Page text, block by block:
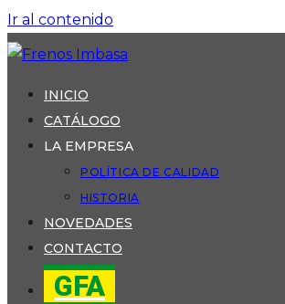
Ir al contenido
INICIO
CATÁLOGO
LA EMPRESA
POLÍTICA DE CALIDAD
HISTORIA
NOVEDADES
CONTACTO
GFA